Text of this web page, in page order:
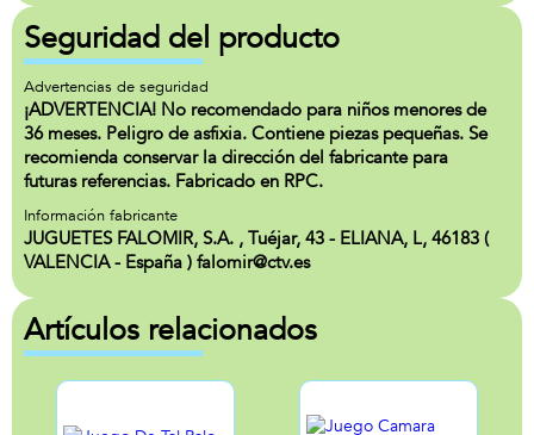
Seguridad del producto
Advertencias de seguridad
¡ADVERTENCIA! No recomendado para niños menores de
36 meses. Peligro de asfixia. Contiene piezas pequeñas. Se
recomienda conservar la dirección del fabricante para
futuras referencias. Fabricado en RPC.
Información fabricante
JUGUETES FALOMIR, S.A. , Tuéjar, 43 - ELIANA, L, 46183 (
VALENCIA - España ) falomir@ctv.es
Artículos relacionados